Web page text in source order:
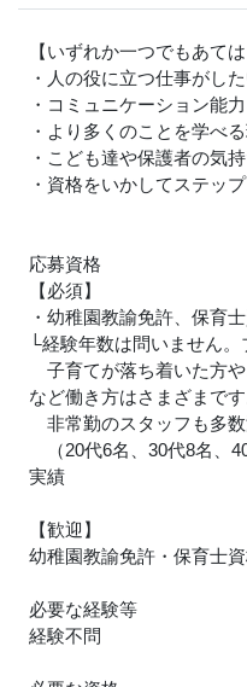
【いずれか一つでもあて
・人の役に立つ仕事がし
・コミュニケーション能
・より多くのことを学べ
・こども達や保護者の気
・資格をいかしてステッ
応募資格
【必須】
・幼稚園教諭免許、保育
└経験年数は問いません。
子育てが落ち着いた方
など働き方はさまざまです
非常勤のスタッフも多数
（20代6名、30代8名、
実績
【歓迎】
幼稚園教諭免許・保育士
必要な経験等
経験不問